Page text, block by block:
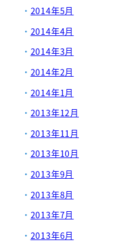
2014年5月
2014年4月
2014年3月
2014年2月
2014年1月
2013年12月
2013年11月
2013年10月
2013年9月
2013年8月
2013年7月
2013年6月